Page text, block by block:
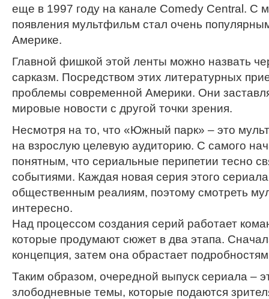
еще в 1997 году на канале Comedy Central. С
появления мультфильм стал очень
Америке.
Главной фишкой этой ленты можно назвать
сарказм. Посредством этих литературных
проблемы современной Америки. Они
мировые новости с другой точки зрения.
Несмотря на то, что «Южный парк» – это
на взрослую целевую аудиторию. С самого
понятным, что сериальные перипетии тесно
событиями. Каждая новая серия этого
общественным реалиям, поэтому смотреть
интересно.
Над процессом создания серий работает
которые продумают сюжет в два этапа.
концепция, затем она обрастает
Таким образом, очередной выпуск сериала –
злободневные темы, которые подаются